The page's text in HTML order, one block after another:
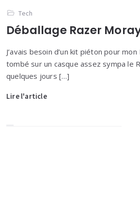
Tech
Déballage Razer
J’avais besoin d’un kit piéton pour
tombé sur un casque assez sympa le
quelques jours […]
Lire l'article